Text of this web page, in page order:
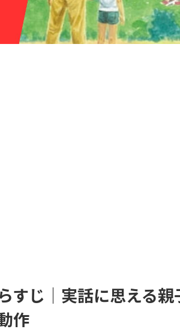
すじ｜実話に思える親
作